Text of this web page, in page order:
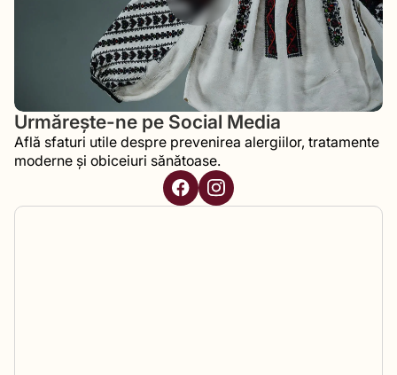
Urmărește-ne pe Social Media
Află sfaturi utile despre prevenirea alergiilor, tratamente
moderne și obiceiuri sănătoase.